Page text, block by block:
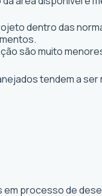
dentro das
são muito
tendem a
processo de